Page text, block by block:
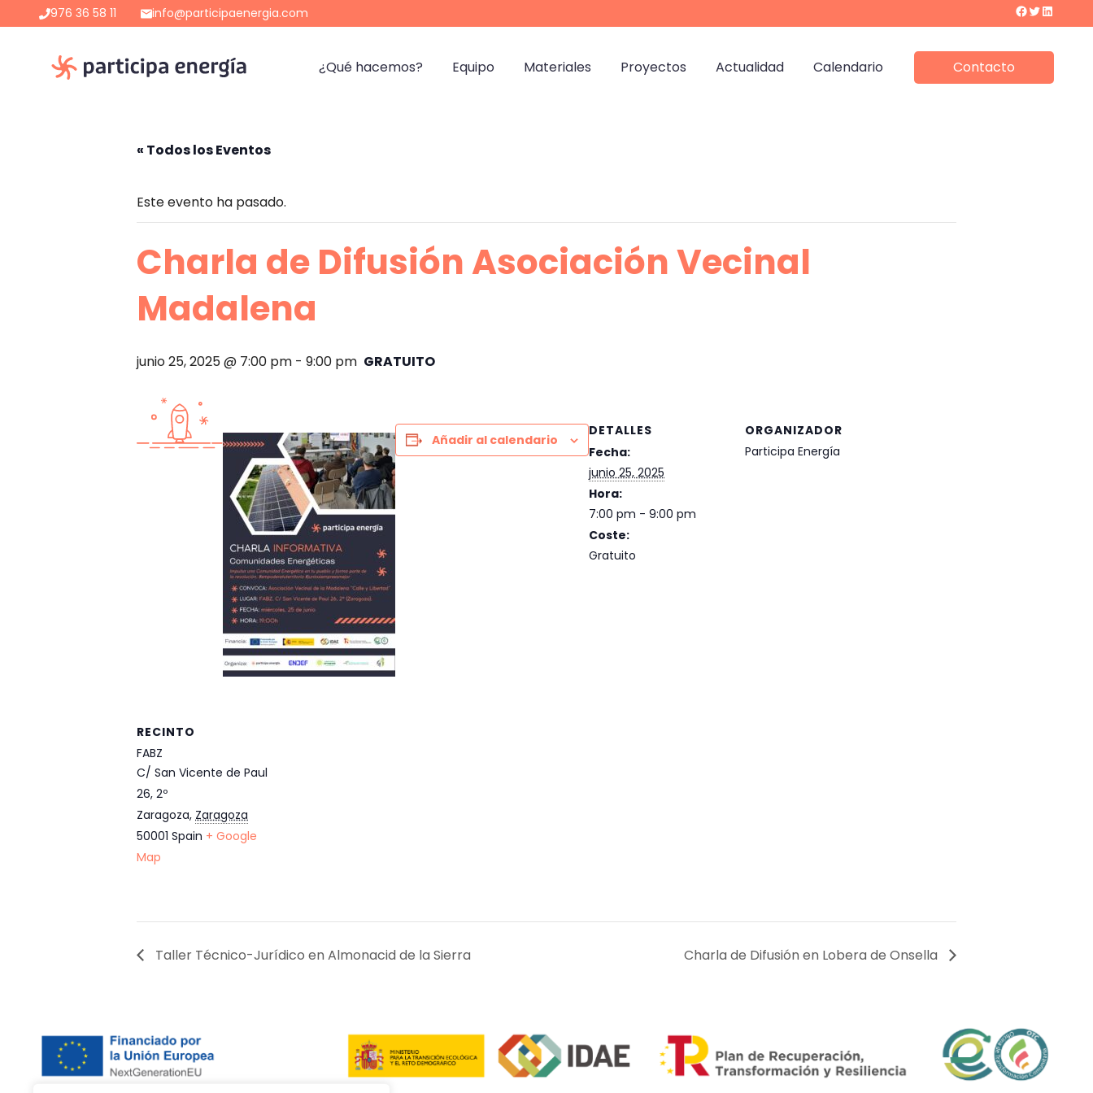
al
976 36 58 11 info@participaenergia.com Facebook
Twitter
LinkedIn
¿Qué hacemos? Equipo Materiales Proyectos Actualidad Calendario Contacto
« Todos los Eventos
Este evento ha pasado.
Charla de Difusión Asociación Vecinal
Madalena
junio 25, 2025 @ 7:00 pm - 9:00 pm GRATUITO
Añadir al calendario
DETALLES
Fecha:
junio 25, 2025
Hora:
7:00 pm - 9:00 pm
Coste:
Gratuito
ORGANIZADOR
Participa Energía
RECINTO
FABZ
C/ San Vicente de Paul
26, 2º
Zaragoza, Zaragoza
50001 Spain + Google
Map
Taller Técnico-Jurídico en Almonacid de la Sierra Charla de Difusión en Lobera de Onsella